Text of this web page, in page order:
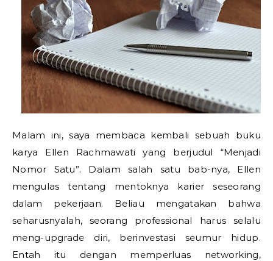
Malam ini, saya membaca kembali sebuah buku
karya Ellen Rachmawati yang berjudul “Menjadi
Nomor Satu”. Dalam salah satu bab-nya, Ellen
mengulas tentang mentoknya karier seseorang
dalam pekerjaan. Beliau mengatakan bahwa
seharusnyalah, seorang professional harus selalu
meng-upgrade diri, berinvestasi seumur hidup.
Entah itu dengan memperluas networking,